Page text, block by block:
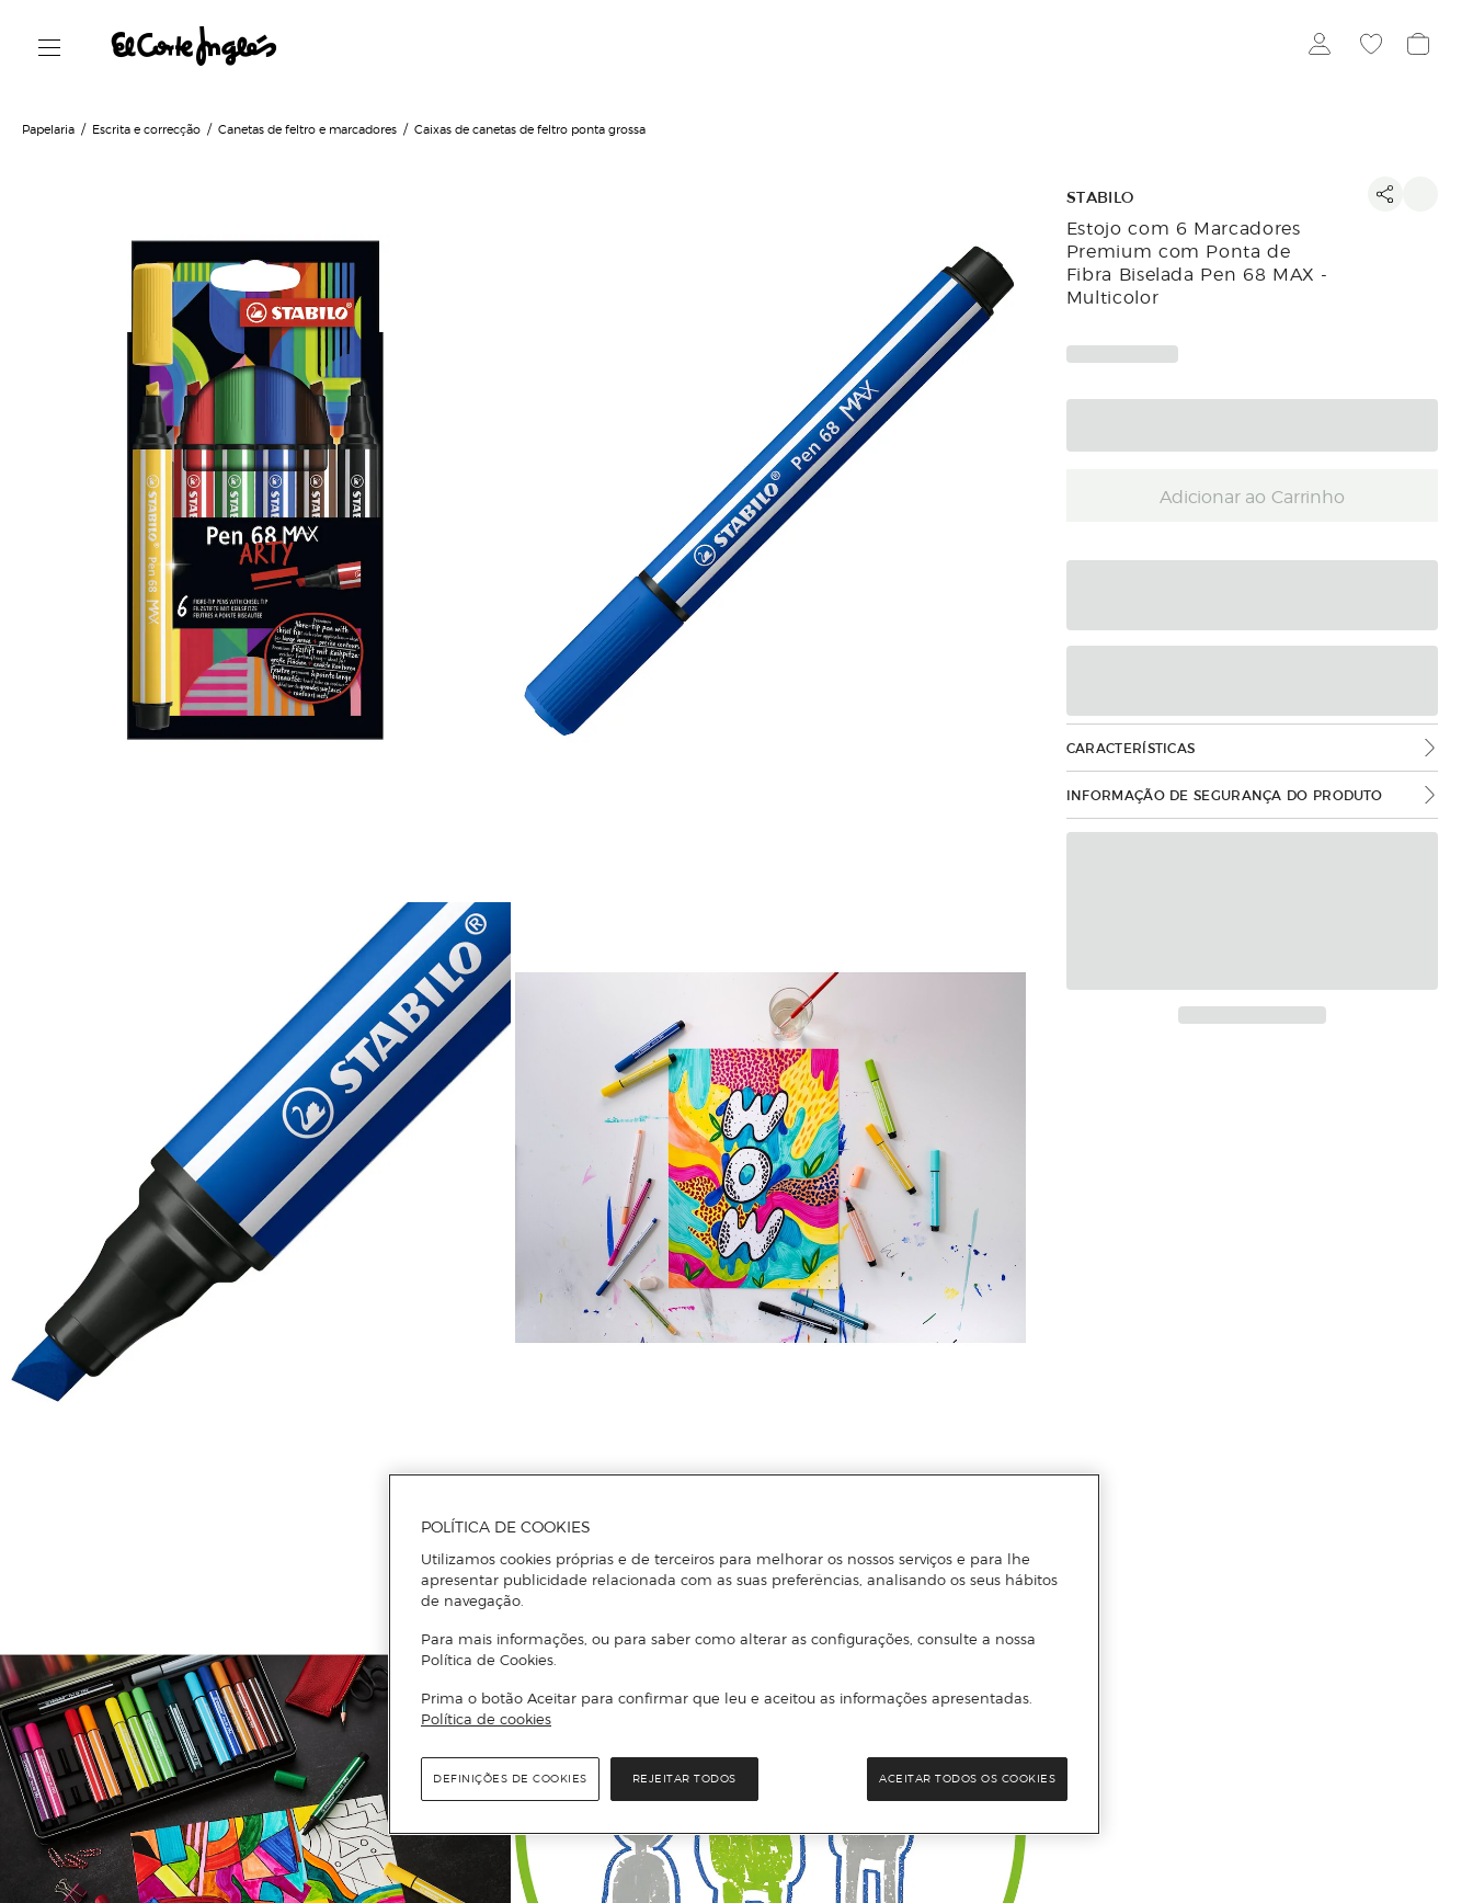
Papelaria Escrita e correcção Canetas de feltro e marcadores Caixas de canetas de feltro ponta grossa
STABILO
Estojo com 6 Marcadores
Premium com Ponta de
Fibra Biselada Pen 68 MAX -
Multicolor
Adicionar ao Carrinho
CARACTERÍSTICAS
INFORMAÇÃO DE SEGURANÇA DO PRODUTO
POLÍTICA DE COOKIES
Utilizamos cookies próprias e de terceiros para melhorar os nossos serviços e para lhe
apresentar publicidade relacionada com as suas preferências, analisando os seus hábitos
de navegação.
Para mais informações, ou para saber como alterar as configurações, consulte a nossa
Política de Cookies.
Prima o botão Aceitar para confirmar que leu e aceitou as informações apresentadas.
Política de cookies
REJEITAR TODOS ACEITAR TODOS OS COOKIES
DEFINIÇÕES DE COOKIES